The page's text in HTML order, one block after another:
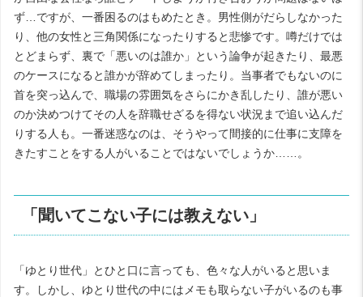
ず…ですが、一番困るのはもめたとき。男性側がだらしなかった
り、他の女性と三角関係になったりすると悲惨です。噂だけでは
とどまらず、裏で「悪いのは誰か」という論争が起きたり、最悪
のケースになると誰かが辞めてしまったり。当事者でもないのに
首を突っ込んで、職場の雰囲気をさらにかき乱したり、誰が悪い
のか決めつけてその人を辞職せざるを得ない状況まで追い込んだ
りする人も。一番迷惑なのは、そうやって間接的に仕事に支障を
きたすことをする人がいることではないでしょうか……。
「聞いてこない子には教えない」
「ゆとり世代」とひと口に言っても、色々な人がいると思いま
す。しかし、ゆとり世代の中にはメモも取らない子がいるのも事